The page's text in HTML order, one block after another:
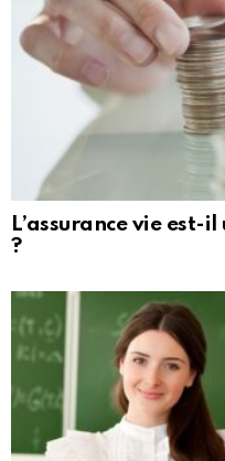
L’assurance vie est-
?